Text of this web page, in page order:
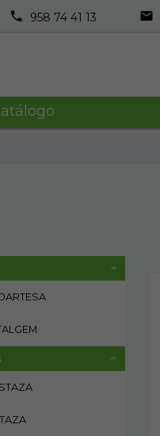
958 74 41 13